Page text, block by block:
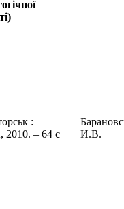
:
– 64 с
И.В.